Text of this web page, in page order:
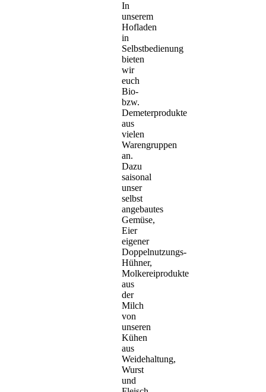
In
unserem
Hofladen
in
Selbstbedienung
bieten
wir
euch
Bio-
bzw.
Demeterprodukte
aus
vielen
Warengruppen
an.
Dazu
saisonal
unser
selbst
angebautes
Gemüse,
Eier
eigener
Doppelnutzungs-
Hühner,
Molkereiprodukte
aus
der
Milch
von
unseren
Kühen
aus
Weidehaltung,
Wurst
und